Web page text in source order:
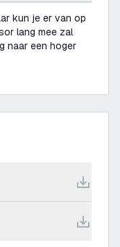
kun je er van op
lang mee zal
naar een hoger